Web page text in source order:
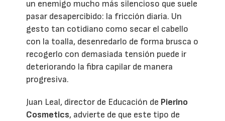
un enemigo mucho más silencioso que suele
pasar desapercibido: la fricción diaria. Un
gesto tan cotidiano como secar el cabello
con la toalla, desenredarlo de forma brusca o
recogerlo con demasiada tensión puede ir
deteriorando la fibra capilar de manera
progresiva.
Juan Leal, director de Educación de Pierino
Cosmetics, advierte de que este tipo de